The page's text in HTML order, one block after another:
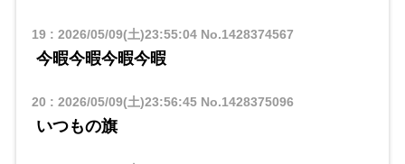
19: 2026/05/09(土)23:55:04No.1428374567
今暇今暇今暇今暇
20 : 2026/05/09(土)23:56:45No.1428375096
いつもの旗